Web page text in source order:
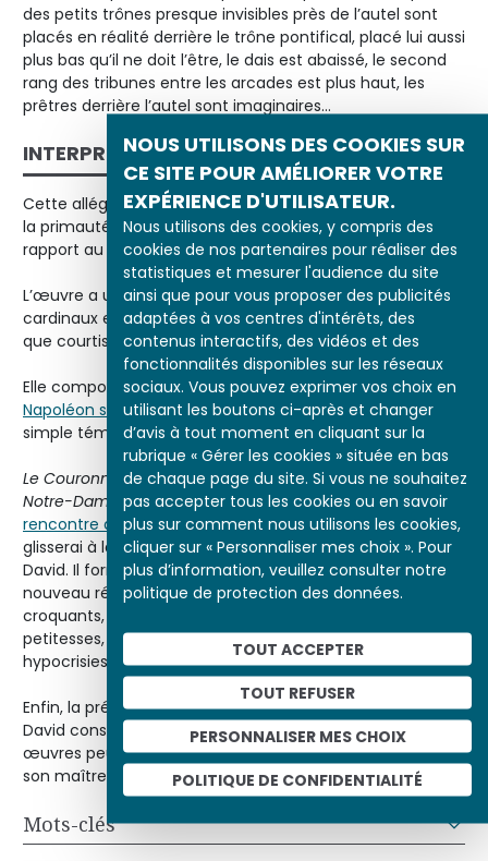
NOUS UTILISONS DES COOKIES SUR
CE SITE POUR AMÉLIORER VOTRE
EXPÉRIENCE D'UTILISATEUR.
Nous utilisons des cookies, y compris des
cookies de nos partenaires pour réaliser des
statistiques et mesurer l'audience du site
ainsi que pour vous proposer des publicités
adaptées à vos centres d'intérêts, des
contenus interactifs, des vidéos et des
fonctionnalités disponibles sur les réseaux
sociaux. Vous pouvez exprimer vos choix en
utilisant les boutons ci-après et changer
d’avis à tout moment en cliquant sur la
rubrique « Gérer les cookies » située en bas
de chaque page du site. Si vous ne souhaitez
pas accepter tous les cookies ou en savoir
plus sur comment nous utilisons les cookies,
cliquer sur « Personnaliser mes choix ». Pour
plus d’information, veuillez consulter notre
politique de protection des données.
TOUT ACCEPTER
TOUT REFUSER
PERSONNALISER MES CHOIX
POLITIQUE DE CONFIDENTIALITÉ
des petits trônes presque invisibles près de l’autel sont
placés en réalité derrière le trône pontifical, placé lui aussi
plus bas qu’il ne doit l’être, le dais est abaissé, le second
rang des tribunes entre les arcades est plus haut, les
prêtres derrière l’autel sont imaginaires…
INTERPRÉTATION
Cette allégorie réelle marque la fin du néoclassicisme et
la primauté du réalisme et de la liberté de l’artiste par
rapport au genre historique.
L’œuvre a un sens politique : couple impérial, pape,
cardinaux et maréchaux sont en pleine lumière tandis
que courtisans, frères et sœurs sont dans l’ombre.
Elle comporte un aspect anticlérical :
Napoléon sacre lui-même Joséphine, faisant du pape un
simple témoin.
Le Couronnement de l’Empereur et de l’Impératrice à
Notre-Dame
est surtout le spectacle de la
rencontre de deux génies, l’artiste et l’Empereur: « Je me
glisserai à la postérité à l’ombre de mon héros », déclara
David. Il forme un monde où se mélangent ancien et
nouveau régime, ancien et nouveau siècle, aristocrates,
croquants, héros, prélats défroqués, parvenus, gloires et
petitesses, jalousies, ambitions, trahisons, vanités,
hypocrisies, comédie de la grandeur humaine.
Enfin, la présence de Joseph-Marie Vien dans ce que
David considérait comme la plus importante de ses
œuvres peut se lire comme un hommage de l’élève à
son maître.
Mots-clés